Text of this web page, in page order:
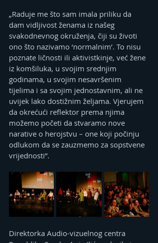
„Raduje me što sam imala priliku da
dam vidljivost ženama iz našeg
svakodnevnog okruženja, čiji su životi
ono što nazivamo ‘normalnim’. To nisu
poznate ličnosti ili aktivistkinje, već žene
iz komšiluka, u svojim srednjim
godinama, u svojim nesavršenim
tijelima i sa svojim jednostavnim, ali ne
uvijek lako dostižnim željama. Vjerujem
da okrećući reflektor prema njima
možemo početi da stvaramo nove
narative o herojstvu – one koji počinju
odlukom da se zauzmemo za sopstvene
vrijednosti”.
Direktorka Audio-vizuelnog centra